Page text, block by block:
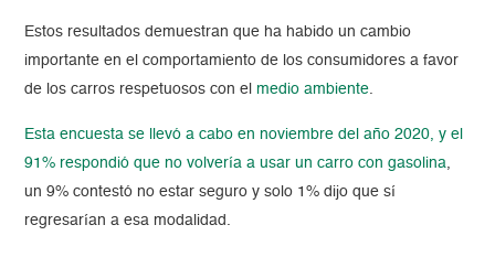
Estos resultados demuestran que ha habido un cambio
importante en el comportamiento de los consumidores a favor
de los carros respetuosos con elmedio ambiente.
Esta encuesta se llevó a cabo en noviembre del año 2020, y el
91% respondió que no volvería a usar un carro con gasolina,
un 9% contestó no estar seguro y solo 1% dijo que sí
regresarían a esa modalidad.